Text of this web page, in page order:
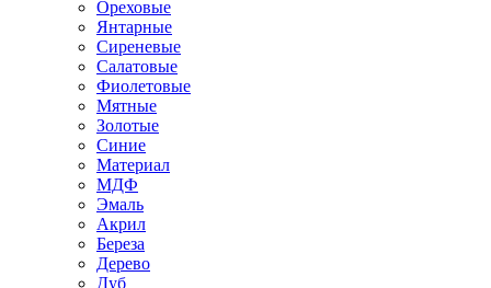
Ореховые
Янтарные
Сиреневые
Салатовые
Фиолетовые
Мятные
Золотые
Синие
Материал
МДФ
Эмаль
Акрил
Береза
Дерево
Дуб